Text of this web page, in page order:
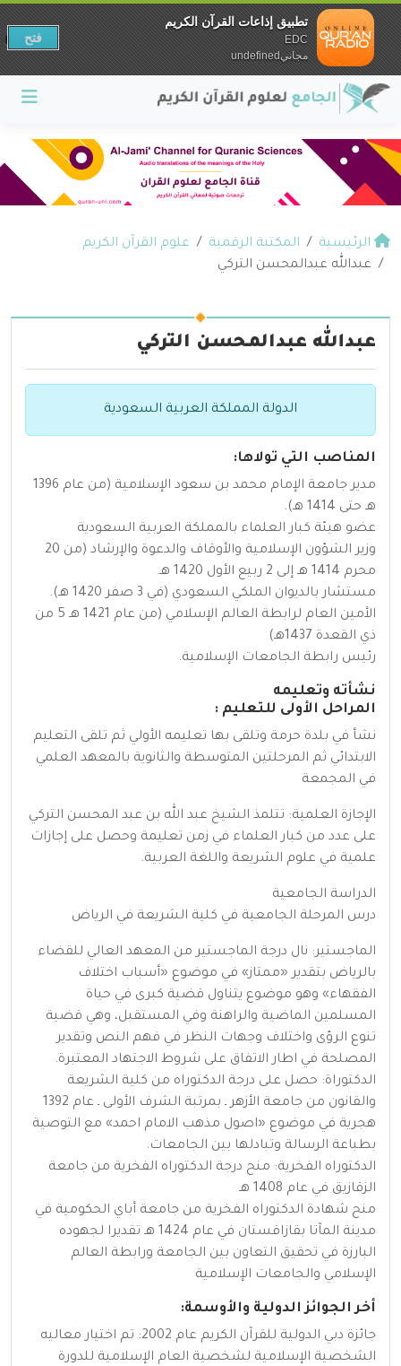
الرئيسية المكتبة الرقمية
علوم القرآن الكريم
عبدالله عبدالمحسن التركي
عبدالله عبدالمحسن التركي
الدولة المملكة العربية السعودية
المناصب التي تولاها:
مدير جامعة الإمام محمد بن سعود الإسلامية (من عام 1396
هـ حتى 1414 هـ).
عضو هيئة كبار العلماء بالمملكة العربية السعودية
وزير الشؤون الإسلامية والأوقاف والدعوة والإرشاد (من 20
محرم 1414 هـ إلى 2 ربيع الأول 1420 هـ.
مستشار بالديوان الملكي السعودي (في 3 صفر 1420 هـ).
الأمين العام لرابطة العالم الإسلامي (من عام 1421 هـ 5 من
ذي القعدة 1437هـ)
رئيس رابطة الجامعات الإسلامية.
نشأته وتعليمه
المراحل الأولى للتعليم :
نشأ في بلدة حرمة وتلقى بها تعليمه الأولي ثم تلقى التعليم
الابتدائي ثم المرحلتين المتوسطة والثانوية بالمعهد العلمي
في المجمعة
الإجازة العلمية: تتلمذ الشيخ عبد الله بن عبد المحسن التركي
على عدد من كبار العلماء في زمن تعليمة وحصل على إجازات
علمية في علوم الشريعة واللغة العربية.
الدراسة الجامعية
درس المرحلة الجامعية في كلية الشريعة في الرياض
الماجستير: نال درجة الماجستير من المعهد العالي للقضاء
بالرياض بتقدير «ممتاز» في موضوع «أسباب اختلاف
الفقهاء» وهو موضوع يتناول قضية كبرى في حياة
المسلمين الماضية والراهنة وفي المستقبل، وهي قضية
تنوع الرؤى واختلاف وجهات النظر في فهم النص وتقدير
المصلحة في اطار الاتفاق على شروط الاجتهاد المعتبرة.
الدكتوراة: حصل على درجة الدكتوراه من كلية الشريعة
والقانون من جامعة الأزهر ـ بمرتبة الشرف الأولى ـ عام 1392
هجرية في موضوع «اصول مذهب الامام احمد» مع التوصية
بطباعة الرسالة وتبادلها بين الجامعات.
الدكتوراه الفخرية: منح درجة الدكتوراه الفخرية من جامعة
الزقازيق في عام 1408 هـ
منح شهادة الدكتوراه الفخرية من جامعة أباي الحكومية في
مدينة المآتا بقازاقستان في عام 1424 هـ تقديرا لجهوده
البارزة في تحقيق التعاون بين الجامعة ورابطة العالم
الإسلامي والجامعات الإسلامية
أخر الجوائز الدولية والأوسمة:
جائزة دبي الدولية للقرآن الكريم عام 2002: تم اختيار معاليه
الشخصية الإسلامية لشخصية العام الإسلامية للدورة
تطبيق إذاعات القرآن الكريم
EDC
مجانيundefined
فتح